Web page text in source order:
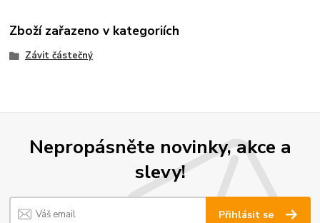
Zboží zařazeno v kategoriích
Závit částečný
Nepropásněte novinky, akce a
slevy!
Přihlásit se